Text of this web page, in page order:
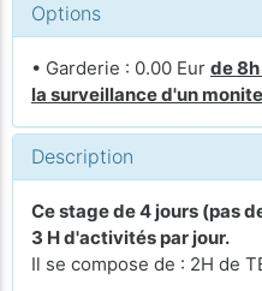
Options
• Garderie : 0.00 Eur de 8h
la surveillance d'un
Description
Ce stage de 4 jours (pas
3 H d'activités par jour.
Il se compose de : 2H de